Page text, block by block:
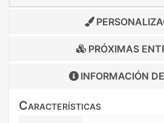
PRÓXIMAS
INFORMACIÓN DE
Características